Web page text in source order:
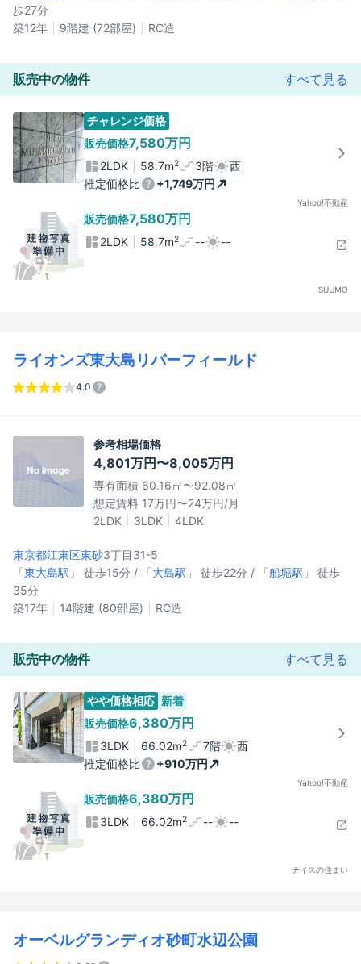
歩27分
築12年
9階建 (72部屋) RC造
販売中の物件 すべて見る
チャレンジ価格
販売価格7,580万円
2LDK 58.7m2 3階
西
推定価格比
+1,749万円
Yahoo!不動産
販売価格7,580万円
2LDK 58.7m2 -- --
SUUMO
ライオンズ東大島リバーフィールド
4.0
参考相場価格
4,801万円〜8,005万円
専有面積 60.16㎡〜92.08㎡
想定賃料 17万円〜24万円/月
2LDK
3LDK 4LDK
東京都江東区東砂3丁目31-5
「東大島駅 」 徒歩15分 / 「大島駅 」 徒歩22分 / 「船堀駅 」 徒歩
35分
築17年
14階建 (80部屋) RC造
販売中の物件 すべて見る
やや価格相応 新着
販売価格6,380万円
3LDK 66.02m2 7階
西
推定価格比
+910万円
Yahoo!不動産
販売価格6,380万円
3LDK 66.02m2 -- --
ナイスの住まい
オーベルグランディオ砂町水辺公園